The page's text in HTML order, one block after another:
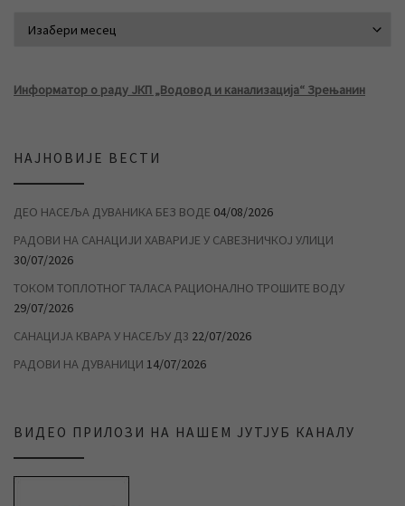
Информатор о раду ЈКП „Водовод и канализација“ Зрењанин
НАЈНОВИЈЕ ВЕСТИ
ДЕО НАСЕЉА ДУВАНИКА БЕЗ ВОДЕ 04/08/2026
РАДОВИ НА САНАЦИЈИ ХАВАРИЈЕ У САВЕЗНИЧКОЈ УЛИЦИ
30/07/2026
ТОКОМ ТОПЛОТНОГ ТАЛАСА РАЦИОНАЛНО ТРОШИТЕ ВОДУ
29/07/2026
САНАЦИЈА КВАРА У НАСЕЉУ Д3 22/07/2026
РАДОВИ НА ДУВАНИЦИ 14/07/2026
ВИДЕО ПРИЛОЗИ НА НАШЕМ ЈУТЈУБ КАНАЛУ